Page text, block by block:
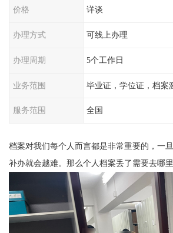
价格 详谈
办理方式 可线上办理
办理周期 5个工作日
业务范围 毕业证，学位证，档案
服务范围 全国
档案对我们每个人而言都是非常重要的，一
补办就会越难。那么个人档案丢了需要去哪